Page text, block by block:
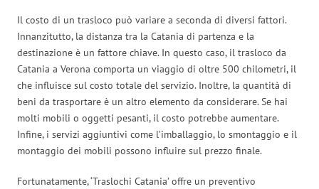
Il costo di un trasloco può variare a seconda di diversi fattori.
Innanzitutto, la distanza tra la Catania di partenza e la
destinazione è un fattore chiave. In questo caso, il trasloco da
Catania a Verona comporta un viaggio di oltre 500 chilometri, il
che influisce sul costo totale del servizio. Inoltre, la quantità di
beni da trasportare è un altro elemento da considerare. Se hai
molti mobili o oggetti pesanti, il costo potrebbe aumentare.
Infine, i servizi aggiuntivi come l’imballaggio, lo smontaggio e il
montaggio dei mobili possono influire sul prezzo finale.
Fortunatamente, ‘Traslochi Catania’ offre un preventivo